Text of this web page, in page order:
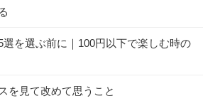
を選ぶ前に｜100円以下で楽しむ時の
を見て改めて思うこと